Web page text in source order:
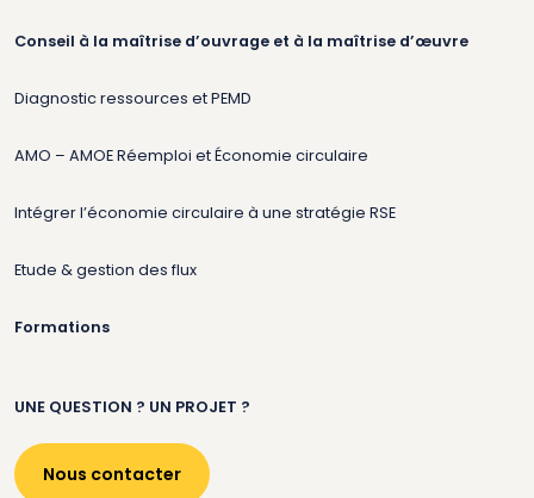
Conseil à la maîtrise d’ouvrage et à la maîtrise d’œuvre
Diagnostic ressources et PEMD
AMO – AMOE Réemploi et Économie circulaire
Intégrer l’économie circulaire à une stratégie RSE
Etude & gestion des flux
Formations
UNE QUESTION ? UN PROJET ?
Nous contacter